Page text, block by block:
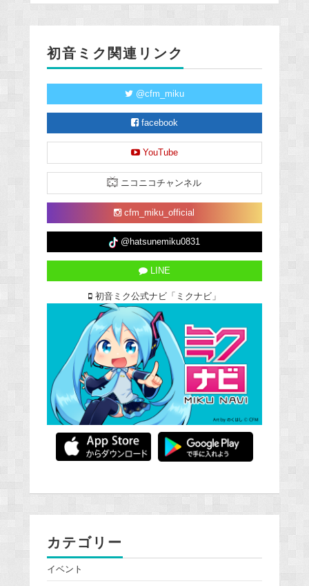
初音ミク関連リンク
@cfm_miku
facebook
YouTube
ニコニコチャンネル
cfm_miku_official
@hatsunemiku0831
LINE
初音ミク公式ナビ「ミクナビ」
カテゴリー
イベント